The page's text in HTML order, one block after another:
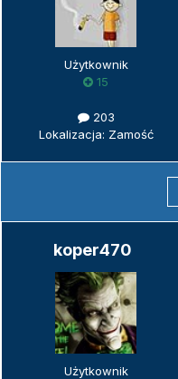
Użytkownik
15
203
Lokalizacja: Zamość
koper470
Użytkownik